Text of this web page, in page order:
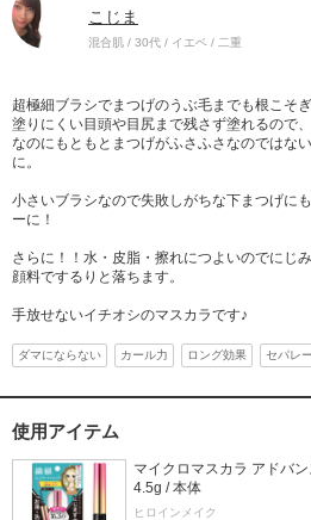
こじま
混合肌 / 30代 / イエベ / 二重
超極細ブラシでまつげのうぶ毛までも根こそ
塗りにくい目頭や目尻まで残さず塗れるので
なのにもともとまつげがふさふさなのではな
に。
小さいブラシなので失敗しがちな下まつげに
ーに！
さらに！！水・皮脂・擦れにつよいのでにじ
顔料でするりと落ちます。
手放せないイチオシのマスカラです♪
ダマにならない カール力 ロング効果 セパレ
使用アイテム
マイクロマスカラ アドバ
4.5g / 本体
ヒロインメイク